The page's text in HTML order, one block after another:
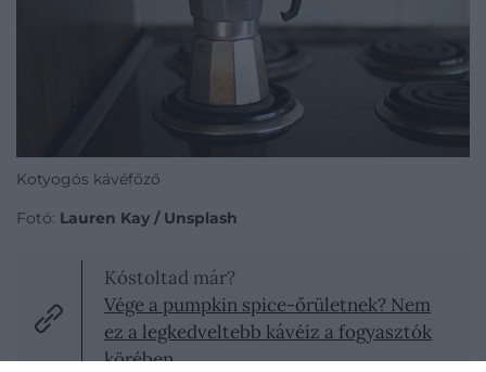
Kotyogós kávéfőző
Fotó: Lauren Kay / Unsplash
Kóstoltad már?
Vége a pumpkin spice-őrületnek? Nem
ez a legkedveltebb kávéíz a fogyasztók
körében